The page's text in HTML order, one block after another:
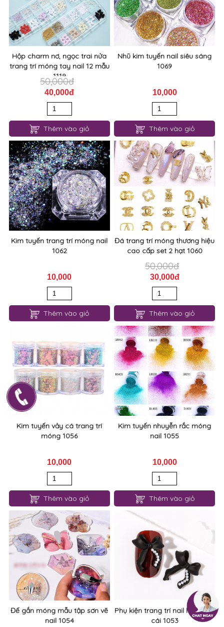
Hộp charm nơ, ngọc trai nửa
trang trí móng tay nail 12 mẫu
1119
50,000đ
40,000đ
Thêm vào giỏ
Nhũ kim tuyến nail siêu sáng
1069
10,000
Thêm vào giỏ
Kim tuyến trang trí móng nail
1062
10,000
Thêm vào giỏ
Đá trang trí móng thương hiệu
cao cấp set 2 hạt 1060
50,000đ
30,000đ
Thêm vào giỏ
Kim tuyến vảy cá trang trí
móng 1056
10,000
Thêm vào giỏ
Kim tuyến nhuyễn rắc móng
nail 1055
10,000
Thêm vào giỏ
Đế gắn móng mẫu tập sơn vẽ
nail 1054
Phụ kiện trang trí nail hình nơ 1
cái 1053